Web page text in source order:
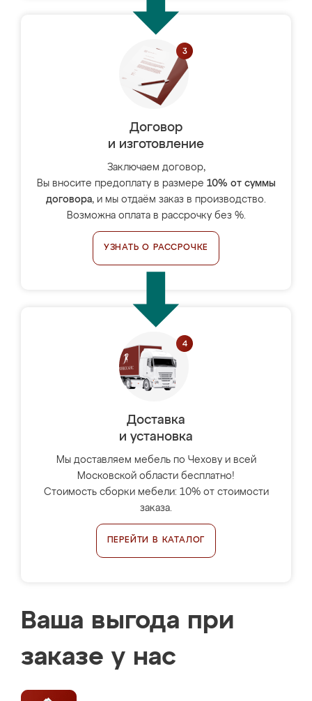
Договор
и изготовление
Заключаем договор,
Вы вносите предоплату в размере 10% от суммы
договора, и мы отдаём заказ в производство.
Возможна оплата в рассрочку без %.
УЗНАТЬ О РАССРОЧКЕ
Доставка
и установка
Мы доставляем мебель по Чехову и всей
Московской области бесплатно!
Стоимость сборки мебели: 10% от стоимости
заказа.
ПЕРЕЙТИ В КАТАЛОГ
Ваша выгода при
заказе у нас